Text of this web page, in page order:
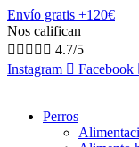
Envío gratis +120€
Nos califican
     4.7/5
Instagram
Facebook
Perros